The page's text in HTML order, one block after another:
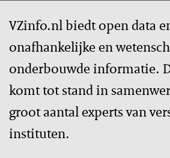
VZinfo.nl biedt open data
onafhankelijke en
onderbouwde informatie.
komt tot stand in
groot aantal experts van
instituten.